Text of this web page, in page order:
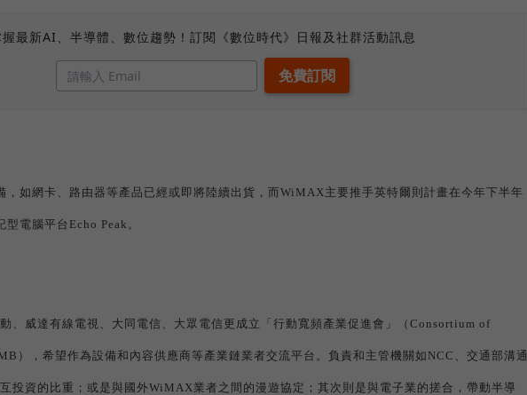
最新AI、半導體、數位趨勢！訂閱《數位時代》日報及社群活動訊息
，如網卡、路由器等產品已經或即將陸續出貨，而WiMAX 主要推手英特爾則計畫在今年下半年
型電腦平台 Echo Peak 。
、威達有線電視、大同電信、大眾電信更成立「行動寬頻產業促進會」（ Consortium of
），希望作為設備和內容供應商等產業鏈業者交流平台。負責和主管機關如 NCC 、交通部溝通
投資的比重；或是與國外WiMAX業者之間的漫遊協定；其次則是與電子業的搓合，帶動半導